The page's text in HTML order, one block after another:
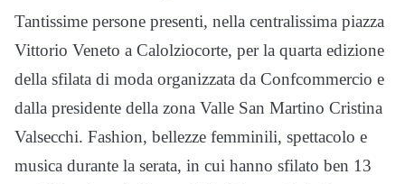
Tantissime persone presenti, nella centralissima piazza
Vittorio Veneto a Calolziocorte, per la quarta edizione
della sfilata di moda organizzata da Confcommercio e
dalla presidente della zona Valle San Martino Cristina
Valsecchi. Fashion, bellezze femminili, spettacolo e
musica durante la serata, in cui hanno sfilato ben 13